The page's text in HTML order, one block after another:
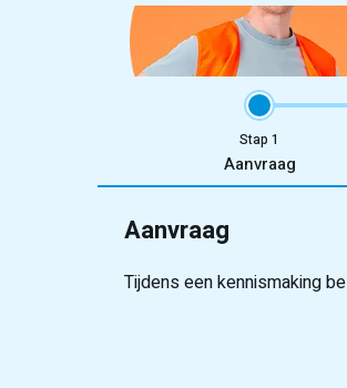
Stap
Aanvraag
Aanvraag
Tijdens een kennismaking